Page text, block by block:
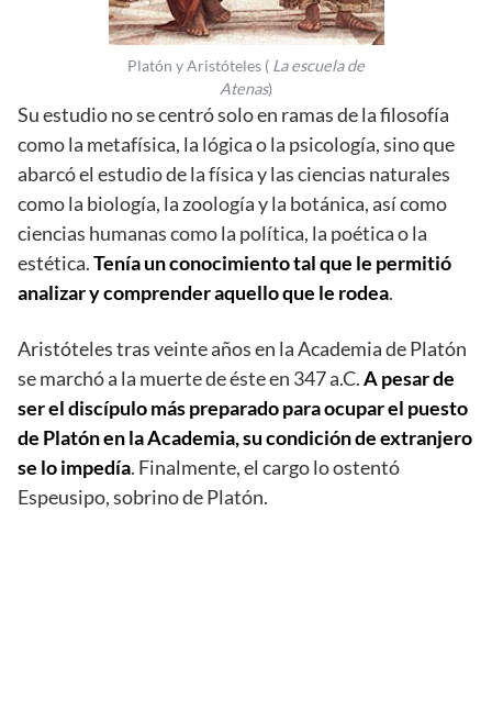
Platón y Aristóteles ( La escuela de
Atenas)
Su estudio no se centró solo en ramas de la filosofía
como la metafísica, la lógica o la psicología, sino que
abarcó el estudio de la física y las ciencias naturales
como la biología, la zoología y la botánica, así como
ciencias humanas como la política, la poética o la
estética.Tenía un conocimiento tal que le permitió
analizar y comprender aquello que le rodea.
Aristóteles tras veinte años en la Academia de Platón
se marchó a la muerte de éste en 347 a.C.A pesar de
ser el discípulo más preparado para ocupar el puesto
de Platón en la Academia, su condición de extranjero
se lo impedía. Finalmente, el cargo lo ostentó
Espeusipo, sobrino de Platón.